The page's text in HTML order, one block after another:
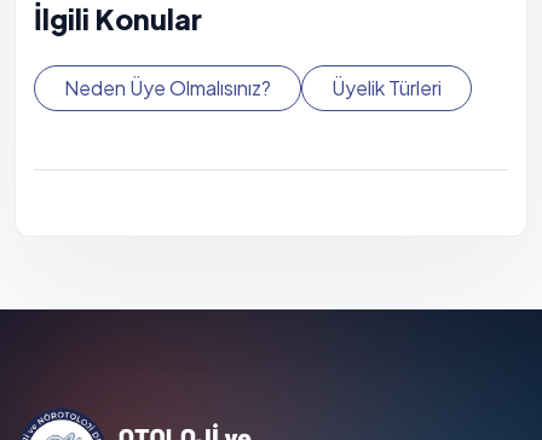
İlgili Konular
Neden Üye Olmalısınız? Üyelik Türleri